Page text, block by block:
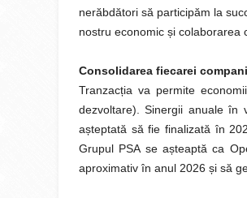
nerăbdători să participăm la
nostru economic și colaborarea
Consolidarea fiecarei
Tranzacția va permite
dezvoltare). Sinergii anuale
așteptată să fie finalizată în
Grupul PSA se așteaptă ca
aproximativ în anul 2026 și să